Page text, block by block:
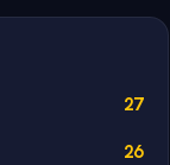
27
26